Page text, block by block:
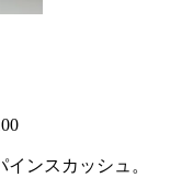
ンスカッシュ。